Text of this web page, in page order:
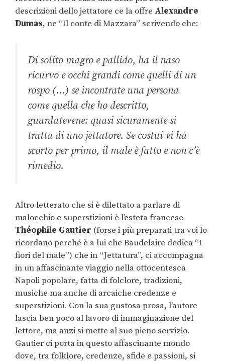
descrizioni dello jettatore ce la offre Alexandre
Dumas, ne “Il conte di Mazzara” scrivendo che:
Di solito magro e pallido, ha il naso
ricurvo e occhi grandi come quelli di un
rospo (…) se incontrate una persona
come quella che ho descritto,
guardatevene: quasi sicuramente si
tratta di uno jettatore. Se costui vi ha
scorto per primo, il male è fatto e non c’è
rimedio.
Altro letterato che si è dilettato a parlare di
malocchio e superstizioni è l’esteta francese
Théophile Gautier (forse i più preparati tra voi lo
ricordano perché è a lui che Baudelaire dedica “I
fiori del male”) che in “Jettatura”, ci accompagna
in un affascinante viaggio nella ottocentesca
Napoli popolare, fatta di folclore, tradizioni,
musiche ma anche di arcaiche credenze e
superstizioni. Con la sua gustosa prosa, l’autore
lascia ben poco al lavoro di immaginazione del
lettore, ma anzi si mette al suo pieno servizio.
Gautier ci porta in questo affascinante mondo
dove, tra folklore, credenze, sfide e passioni, si